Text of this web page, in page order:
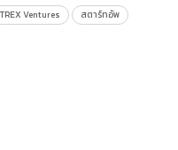
ของธนาคารไทยพาณิชย์
ทเทคโนโลยีและสตาร์ทอัพ
เชียตะวันออกเฉียงใต้ ที่มุ่ง
ลฟ์สไลต์ด้านอื่นๆ และบริการ
ดังกล่าว โดยร่วมกันจัดตั้ง
TREX Ventures
สตาร์ทอัพ